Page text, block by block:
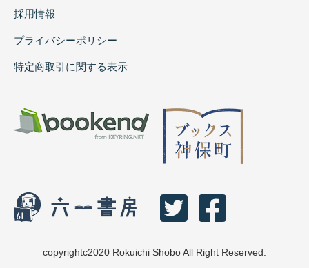
採用情報
プライバシーポリシー
特定商取引に関する表示
copyrightc2020 Rokuichi Shobo All Right Reserved.